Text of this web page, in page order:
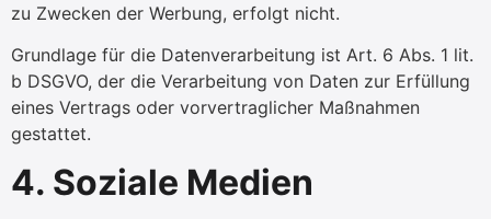
zu Zwecken der Werbung, erfolgt nicht.
Grundlage für die Datenverarbeitung ist Art. 6 Abs. 1 lit.
b DSGVO, der die Verarbeitung von Daten zur Erfüllung
eines Vertrags oder vorvertraglicher Maßnahmen
gestattet.
4. Soziale Medien